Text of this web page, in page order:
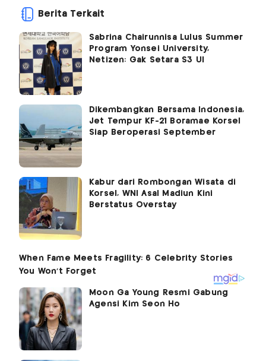
Berita Terkait
Sabrina Chairunnisa Lulus Summer
Program Yonsei University,
Netizen: Gak Setara S3 UI
Dikembangkan Bersama Indonesia,
Jet Tempur KF-21 Boramae Korsel
Siap Beroperasi September
Kabur dari Rombongan Wisata di
Korsel, WNI Asal Madiun Kini
Berstatus Overstay
Moon Ga Young Resmi Gabung
Agensi Kim Seon Ho